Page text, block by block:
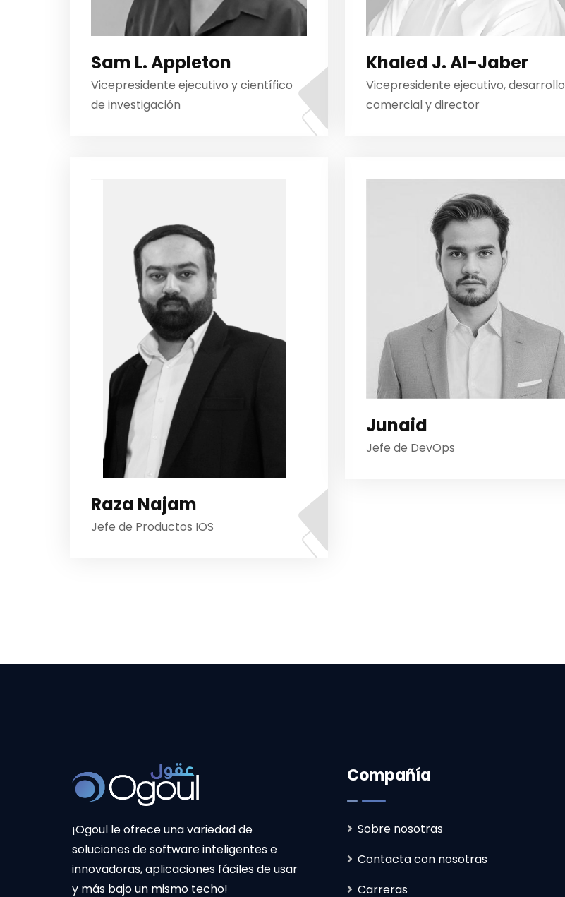
Sam L. Appleton
Vicepresidente ejecutivo y científico
de investigación
Khaled J. Al-Jaber
Vicepresidente ejecutivo, desarrollo
comercial y director
Raza Najam
Jefe de Productos IOS
Junaid
Jefe de DevOps
¡Ogoul le ofrece una variedad de
soluciones de software inteligentes e
innovadoras, aplicaciones fáciles de usar
y más bajo un mismo techo!
Compañía
Sobre nosotras
Contacta con nosotras
Carreras